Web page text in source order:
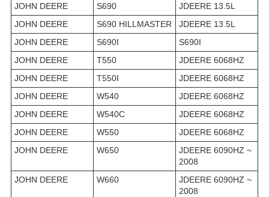
JOHN DEERE
S690
JDEERE 13.5L
JOHN DEERE
S690 HILLMASTER
JDEERE 13.5L
JOHN DEERE
S690I
S690I
JOHN DEERE
T550
JDEERE 6068HZ
JOHN DEERE
T550I
JDEERE 6068HZ
JOHN DEERE
W540
JDEERE 6068HZ
JOHN DEERE
W540C
JDEERE 6068HZ
JOHN DEERE
W550
JDEERE 6068HZ
JOHN DEERE
W650
JDEERE 6090HZ ~
2008
JOHN DEERE
W660
JDEERE 6090HZ ~
2008